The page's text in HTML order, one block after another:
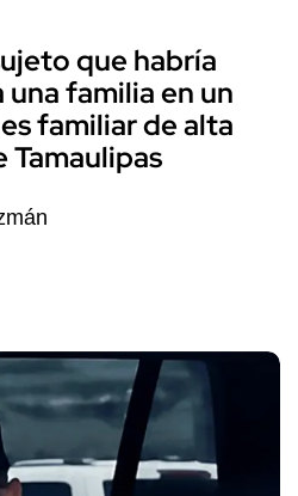
que habría
familia en un
familiar de alta